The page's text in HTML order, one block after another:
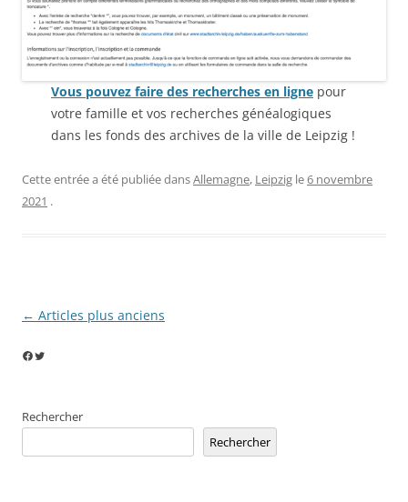
Vous pouvez faire des recherches en ligne pour
votre famille et vos recherches généalogiques
dans les fonds des archives de la ville de Leipzig !
Cette entrée a été publiée dansAllemagne, Leipzig le6 novembre
2021 .
Navigation
articles
← Articles plus anciens
Facebook
Twitter
Rechercher
Rechercher